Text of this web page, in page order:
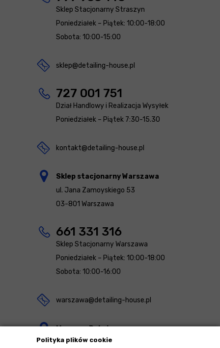
Polityka plików cookie
Sklep Stacjonarny Straszyn
Poniedziałek – Piątek: 10:00-18:00
Sobota: 10:00-15:00
sklep@detailing-house.pl
727 001 751
Dział Handlowy i Realizacja Wysyłek
Poniedziałek – Piątek 7:30-15.30
kontakt@detailing-house.pl
Sklep stacjonarny Warszawa
ul. Jana Zamoyskiego 53
03-801 Warszawa
661 331 316
Sklep Stacjonarny Warszawa
Poniedziałek – Piątek: 10:00-18:00
Sobota: 10:00-16:00
warszawa@detailing-house.pl
Magazyn Rekcin
Nomos Sp. z o.o. sp.k.